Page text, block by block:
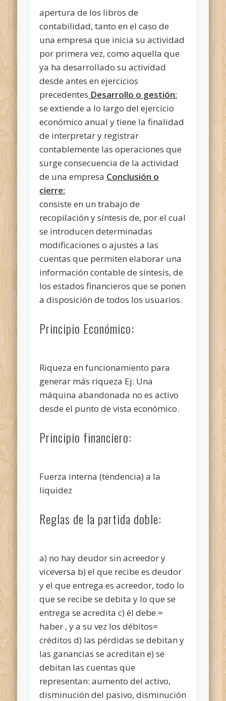
apertura de los libros de
contabilidad, tanto en el caso de
una empresa que inicia su actividad
por primera vez, como aquella que
ya ha desarrollado su actividad
desde antes en ejercicios
precedentes Desarrollo o gestión:
se extiende a lo largo del ejercicio
económico anual y tiene la finalidad
de interpretar y registrar
contablemente las operaciones que
surge consecuencia de la actividad
de una empresa Conclusión o
cierre:
consiste en un trabajo de
recopilación y síntesis de, por el cual
se introducen determinadas
modificaciones o ajustes a las
cuentas que permiten elaborar una
información contable de síntesis, de
los estados financieros que se ponen
a disposición de todos los usuarios.
Principio Económico:
Riqueza en funcionamiento para
generar más riqueza Ej: Una
máquina abandonada no es activo
desde el punto de vista económico.
Principio financiero:
Fuerza interna (tendencia) a la
liquidez
Reglas de la partida doble:
a) no hay deudor sin acreedor y
viceversa b) el que recibe es deudor
y el que entrega es acreedor, todo lo
que se recibe se debita y lo que se
entrega se acredita c) él debe =
haber , y a su vez los débitos=
créditos d) las pérdidas se debitan y
las ganancias se acreditan e) se
debitan las cuentas que
representan: aumento del activo,
disminución del pasivo, disminución